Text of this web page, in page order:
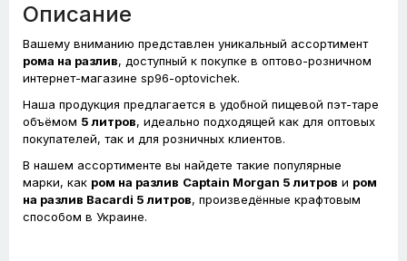
Описание
Вашему вниманию представлен уникальный ассортимент
рома на разлив, доступный к покупке в оптово-розничном
интернет-магазине sp96-optovichek.
Наша продукция предлагается в удобной пищевой пэт-таре
объёмом 5 литров, идеально подходящей как для оптовых
покупателей, так и для розничных клиентов.
В нашем ассортименте вы найдете такие популярные
марки, как ром на разлив Captain Morgan 5 литров и ром
на разлив Bacardi 5 литров, произведённые крафтовым
способом в Украине.